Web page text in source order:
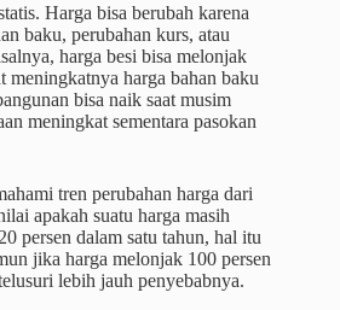
Harga bisa berubah karena
baku, perubahan kurs, atau
harga besi bisa melonjak
meningkatnya harga bahan baku
bisa naik saat musim
meningkat sementara pasokan
tren perubahan harga dari
apakah suatu harga masih
persen dalam satu tahun, hal itu
jika harga melonjak 100 persen
lebih jauh penyebabnya.